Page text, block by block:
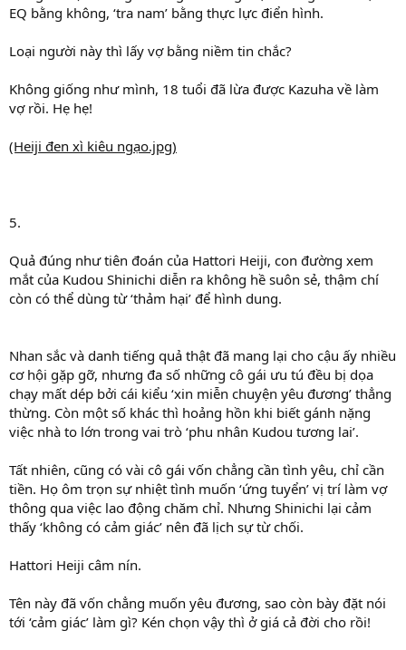
EQ bằng không, ‘tra nam’ bằng thực lực điển hình.
Loại người này thì lấy vợ bằng niềm tin chắc?
Không giống như mình, 18 tuổi đã lừa được Kazuha về làm
vợ rồi. Hẹ hẹ!
(Heiji đen xì kiêu ngạo.jpg)
5.
Quả đúng như tiên đoán của Hattori Heiji, con đường xem
mắt của Kudou Shinichi diễn ra không hề suôn sẻ, thậm chí
còn có thể dùng từ ‘thảm hại’ để hình dung.
Nhan sắc và danh tiếng quả thật đã mang lại cho cậu ấy nhiều
cơ hội gặp gỡ, nhưng đa số những cô gái ưu tú đều bị dọa
chạy mất dép bởi cái kiểu ‘xin miễn chuyện yêu đương’ thẳng
thừng. Còn một số khác thì hoảng hồn khi biết gánh nặng
việc nhà to lớn trong vai trò ‘phu nhân Kudou tương lai’.
Tất nhiên, cũng có vài cô gái vốn chẳng cần tình yêu, chỉ cần
tiền. Họ ôm trọn sự nhiệt tình muốn ‘ứng tuyển’ vị trí làm vợ
thông qua việc lao động chăm chỉ. Nhưng Shinichi lại cảm
thấy ‘không có cảm giác’ nên đã lịch sự từ chối.
Hattori Heiji câm nín.
Tên này đã vốn chẳng muốn yêu đương, sao còn bày đặt nói
tới ‘cảm giác’ làm gì? Kén chọn vậy thì ở giá cả đời cho rồi!